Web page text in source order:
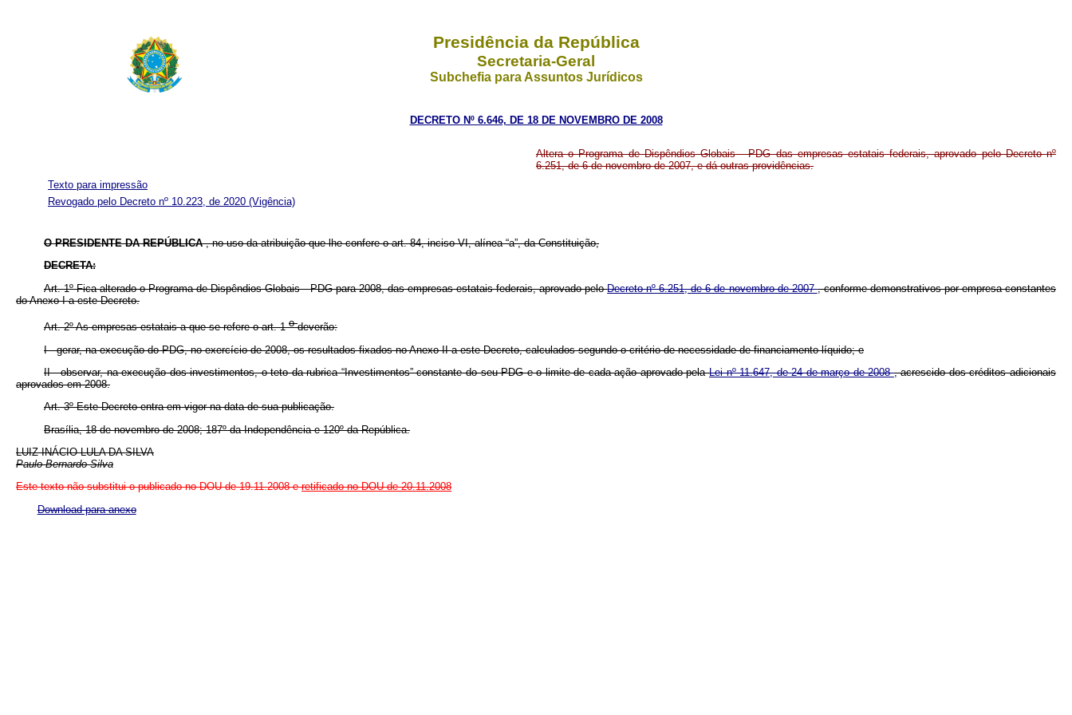
Presidência da República
Secretaria-Geral
Subchefia para Assuntos Jurídicos
DECRETO Nº 6.646, DE 18 DE NOVEMBRO DE 2008
Altera o Programa de Dispêndios Globais - PDG das empresas estatais federais, aprovado pelo Decreto nº
6.251, de 6 de novembro de 2007, e dá outras providências.
Texto para impressão
Revogado pelo Decreto nº 10.223, de 2020 (Vigência)
OPRESIDENTE DA REPÚBLICA, no uso da atribuição que lhe confere o art. 84, inciso VI, alínea “a”, da Constituição,
DECRETA:
Art. 1º Fica alterado o Programa de Dispêndios Globais - PDG para 2008, das empresas estatais federais, aprovado peloDecreto nº 6.251, de 6 de novembro de 2007, conforme demonstrativos por empresa constantes
do Anexo I a este Decreto.
Art. 2º As empresas estatais a que se refere o art. 1odeverão:
I - gerar, na execução do PDG, no exercício de 2008, os resultados fixados no Anexo II a este Decreto, calculados segundo o critério de necessidade de financiamento líquido; e
II - observar, na execução dos investimentos, o teto da rubrica “Investimentos” constante do seu PDG e o limite de cada ação aprovado pelaLei nº 11.647, de 24 de março de 2008, acrescido dos créditos adicionais
aprovados em 2008.
Art. 3º Este Decreto entra em vigor na data de sua publicação.
Brasília, 18 de novembro de 2008; 187º da Independência e 120º da República.
LUIZ INÁCIO LULA DA SILVA
Paulo Bernardo Silva
Estetexto não substitui o publicado no DOU de 19.11.2008 eretificado no DOU de 20.11.2008
Download para anexo